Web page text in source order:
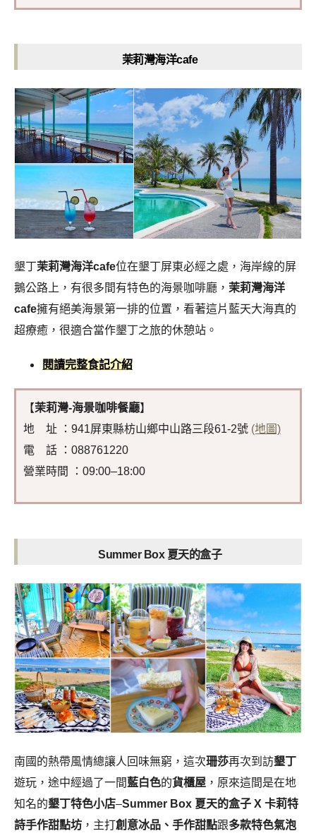
茉莉灣海洋cafe
墾丁茉莉灣海洋cafe位在墾丁屏東必經之處，海岸線的屏
鵝公路上，有很多間有特色的海景咖啡廳， 茉莉灣海洋
cafe擁有絕美海景第一排的位置，看著這片藍天大海真的
超療癒，很適合當作墾丁之旅的休憩站。
閱讀完整食記介紹
【茉莉灣-海景咖啡餐廳】
地 址 ：941屏東縣枋山鄉中山路三段61-2號 (地圖)
電 話 ：088761220
營業時間 ：09:00–18:00
Summer Box 夏天的盒子
南國的熱帶風情總讓人回味無窮，這次珊莎再次到訪墾丁
遊玩，途中經過了一間藍白色的貨櫃屋 ，原來這間是在地
知名的墾丁特色小店–Summer Box 夏天的盒子 X 卡莉特
詩手作甜點坊 ，主打創意冰品、手作甜點跟多款特色氣泡